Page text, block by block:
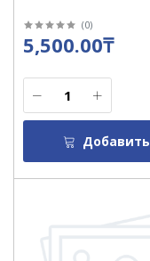
(0)
5,500.00₸
Добавить